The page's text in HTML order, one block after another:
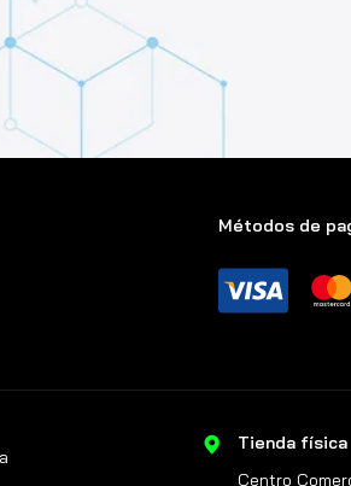
Métodos de
Tienda física
Centro